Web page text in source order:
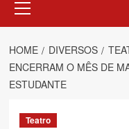
Menu
HOME DIVERSOS
ENCERRAM O MÊS DE
ESTUDANTE
Teatro